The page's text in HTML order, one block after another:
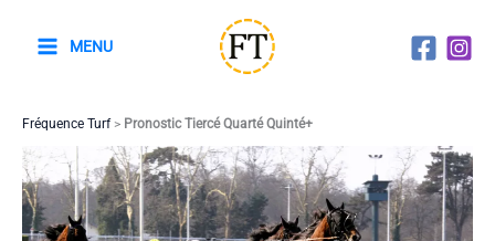
MENU
Fréquence Turf> Pronostic Tiercé Quarté Quinté+